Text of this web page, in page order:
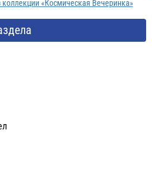
«Космическая Вечеринка»